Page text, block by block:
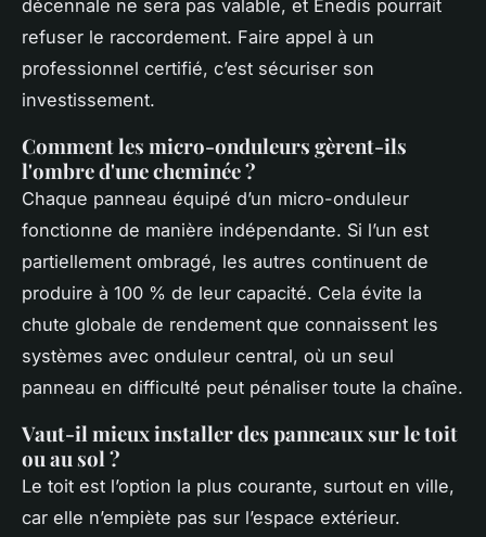
décennale ne sera pas valable, et Enedis pourrait
refuser le raccordement. Faire appel à un
professionnel certifié, c’est sécuriser son
investissement.
Comment les micro-onduleurs gèrent-ils
l'ombre d'une cheminée ?
Chaque panneau équipé d’un micro-onduleur
fonctionne de manière indépendante. Si l’un est
partiellement ombragé, les autres continuent de
produire à 100 % de leur capacité. Cela évite la
chute globale de rendement que connaissent les
systèmes avec onduleur central, où un seul
panneau en difficulté peut pénaliser toute la chaîne.
Vaut-il mieux installer des panneaux sur le toit
ou au sol ?
Le toit est l’option la plus courante, surtout en ville,
car elle n’empiète pas sur l’espace extérieur.